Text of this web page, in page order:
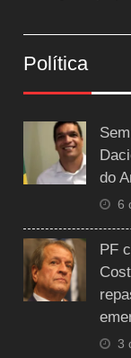
Política
do
6
PF
3